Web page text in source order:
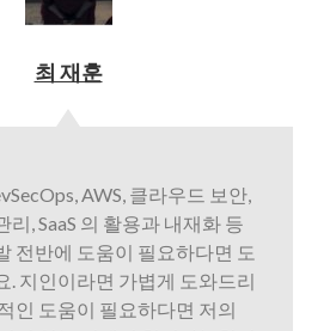
최 재훈
AWS, 클라우드 보안,
리, SaaS 의 활용과 내재화 등
전반에 도움이 필요하다면 도
. 지인이라면 가볍게 도와드리
인 도움이 필요하다면 저의